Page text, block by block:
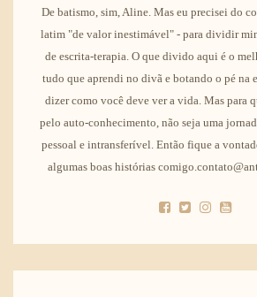
De batismo, sim, Aline. Mas eu precisei do
latim "de valor inestimável" - para dividir
de escrita-terapia. O que divido aqui é o
tudo que aprendi no divã e botando o pé na
dizer como você deve ver a vida. Mas para
pelo auto-conhecimento, não seja uma
pessoal e intransferível. Então fique a
algumas boas histórias